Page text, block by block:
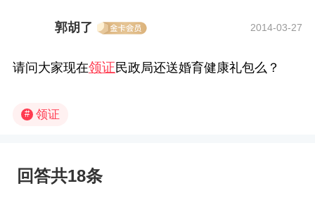
郭胡了 2014-03-27
请问大家现在领证民政局还送婚育健康礼包么？
# 领证
回答共18条